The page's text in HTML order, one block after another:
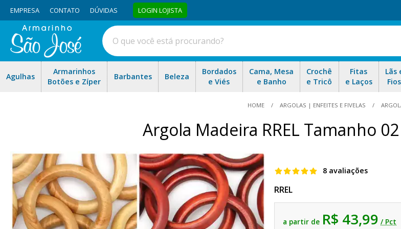
EMPRESA CONTATO DÚVIDAS LOGIN LOJISTA
Agulhas
Armarinhos
Botões e Zíper
Barbantes Beleza
Bordados
e Viés
Cama, Mesa
e Banho
Crochê
e Tricô
Fitas
e Laços
Lãs
Fios
HOME ARGOLAS | ENFEITES E FIVELAS
Argola Madeira RREL Tamanho
8 avaliações
RREL
a partir de R$ 43,99 / Pct